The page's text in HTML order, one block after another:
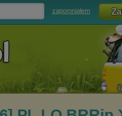
zapomniałem